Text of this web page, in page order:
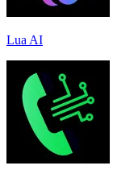
Lua AI